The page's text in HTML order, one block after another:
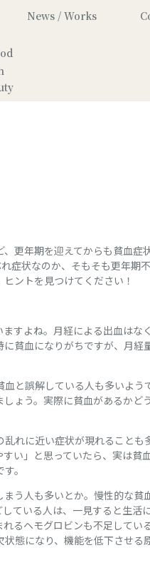
News / Works
更年期を迎えてからも貧血症
状なのか、そもそも更年期
ントを見つけてください！
すよね。月経による出血はな
貧血になりがちですが、月経
血と誤解している人も多いよ
ょう。実際に貧血があるかど
れに近い症状が現れることも
い」と思っていたら、実は
。
う人も多いとか。慢性的な貧
ている人は、一見すると生活
るヘモグロビンも不足してい
態になり、機能を低下させる